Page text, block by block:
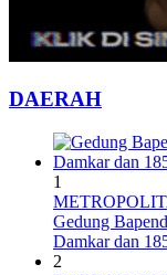
DAERAH
1
Gedung
Damkar dan
2